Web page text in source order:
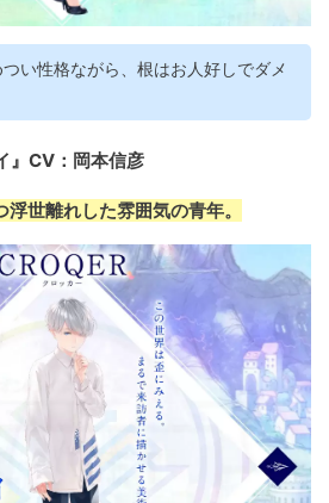
い性格ながら、根はお人好しでダメ
』CV：岡本信彦
世離れした雰囲気の青年。